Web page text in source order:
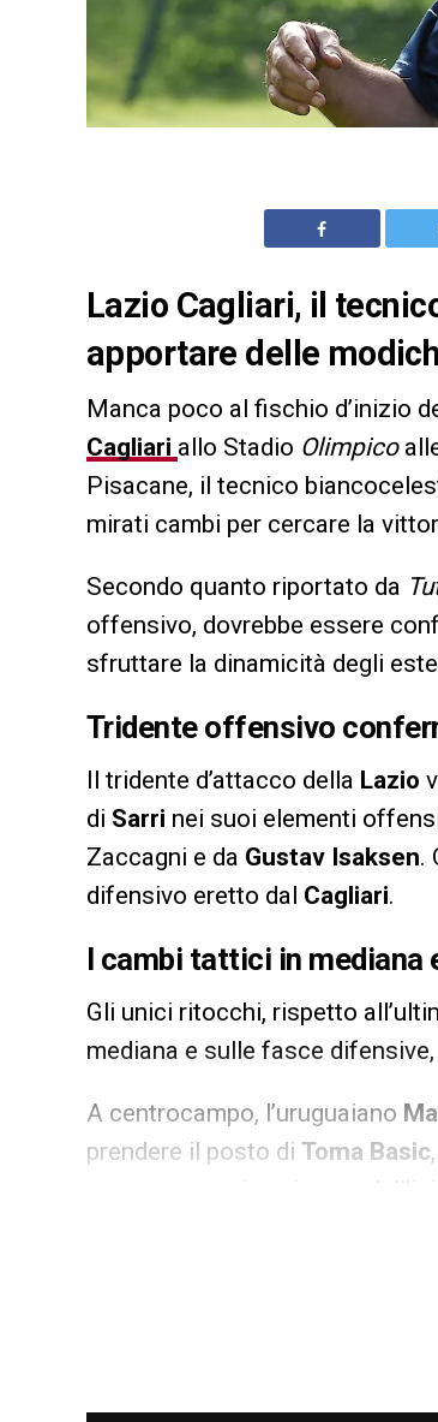
Lazio Cagliari, il
apportare delle
Manca poco al fischio d’inizio
Cagliari allo Stadio Olimpico
Pisacane, il tecnico
mirati cambi per cercare la
Secondo quanto riportato da
offensivo, dovrebbe essere
sfruttare la dinamicità degli
Tridente offensivo
Il tridente d’attacco della Lazio
di Sarri nei suoi elementi
Zaccagni e da Gustav Isaksen.
difensivo eretto dal Cagliari.
I cambi tattici in mediana
Gli unici ritocchi, rispetto
mediana e sulle fasce
A centrocampo, l’uruguaiano
prendere il posto di Toma Basic
gare consecutive giocate
difesa compatta che irossoblù